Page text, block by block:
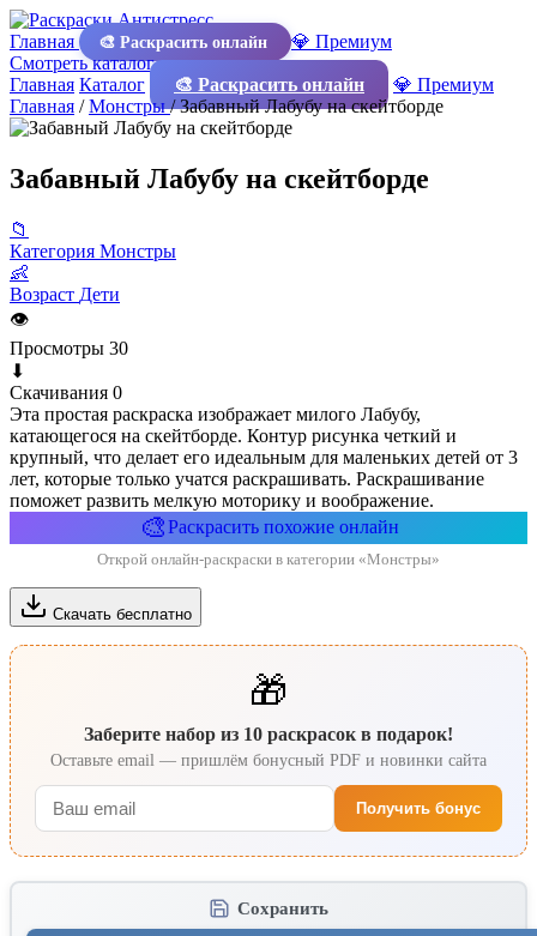
Главная 🎨 Раскрасить онлайн
💎 Премиум
Смотреть каталог
Главная Каталог 🎨 Раскрасить онлайн
💎 Премиум
Главная /Монстры/Забавный Лабубу на скейтборде
Забавный Лабубу на скейтборде
📁
Категория Монстры
👶
Возраст Дети
👁
Просмотры 30
⬇
Скачивания 0
Эта простая раскраска изображает милого Лабубу,
катающегося на скейтборде. Контур рисунка четкий и
крупный, что делает его идеальным для маленьких детей от 3
лет, которые только учатся раскрашивать. Раскрашивание
поможет развить мелкую моторику и воображение.
🎨Раскрасить похожие онлайн
Открой онлайн-раскраски в категории «Монстры»
Скачать бесплатно
🎁
Заберите набор из 10 раскрасок в подарок!
Оставьте email — пришлём бонусный PDF и новинки сайта
Получить бонус
Сохранить